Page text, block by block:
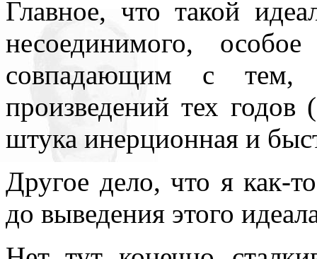
Главное, что такой
несоединимого,
совпадающим с тем,
произведений тех
штука инерционная и
Другое дело, что я как-
до выведения этого